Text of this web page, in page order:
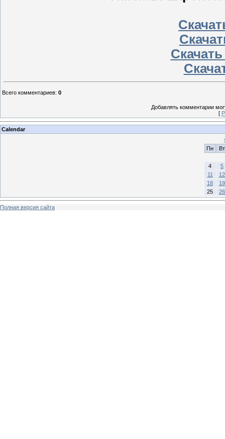
Всего комментариев: 0
Добавлять комментарии
[
Calendar
Пн
Вт
4
5
11
12
18
19
25
26
Полная версия сайта